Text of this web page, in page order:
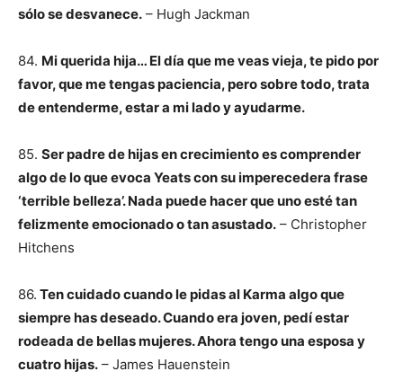
sólo se desvanece. – Hugh Jackman
84. Mi querida hija… El día que me veas vieja, te pido por
favor, que me tengas paciencia, pero sobre todo, trata
de entenderme, estar a mi lado y ayudarme.
85. Ser padre de hijas en crecimiento es comprender
algo de lo que evoca Yeats con su imperecedera frase
‘terrible belleza’. Nada puede hacer que uno esté tan
felizmente emocionado o tan asustado. – Christopher
Hitchens
86. Ten cuidado cuando le pidas al Karma algo que
siempre has deseado. Cuando era joven, pedí estar
rodeada de bellas mujeres. Ahora tengo una esposa y
cuatro hijas. – James Hauenstein